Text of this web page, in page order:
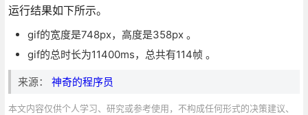
运行结果如下所示。
gif的宽度是748px，高度是358px 。
gif的总时长为11400ms，总共有114帧 。
来源： 神奇的程序员
本文内容仅供个人学习、研究或参考使用，不构成任何形式的决策建议、